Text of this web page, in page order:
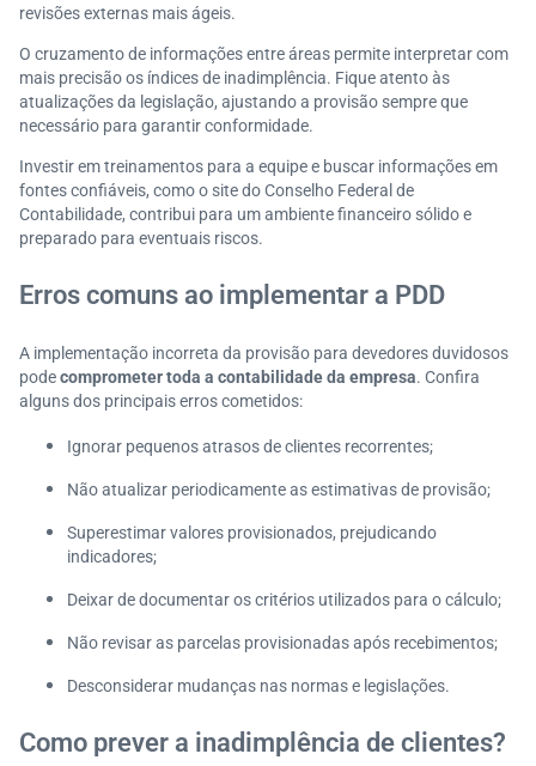
revisões externas mais ágeis.
O cruzamento de informações entre áreas permite interpretar com
mais precisão os índices de inadimplência. Fique atento às
atualizações da legislação, ajustando a provisão sempre que
necessário para garantir conformidade.
Investir em treinamentos para a equipe e buscar informações em
fontes confiáveis, como o site do Conselho Federal de
Contabilidade, contribui para um ambiente financeiro sólido e
preparado para eventuais riscos.
Erros comuns ao implementar a PDD
A implementação incorreta da provisão para devedores duvidosos
podecomprometer toda a contabilidade da empresa. Confira
alguns dos principais erros cometidos:
Ignorar pequenos atrasos de clientes recorrentes;
Não atualizar periodicamente as estimativas de provisão;
Superestimar valores provisionados, prejudicando
indicadores;
Deixar de documentar os critérios utilizados para o cálculo;
Não revisar as parcelas provisionadas após recebimentos;
Desconsiderar mudanças nas normas e legislações.
Como prever a inadimplência de clientes?